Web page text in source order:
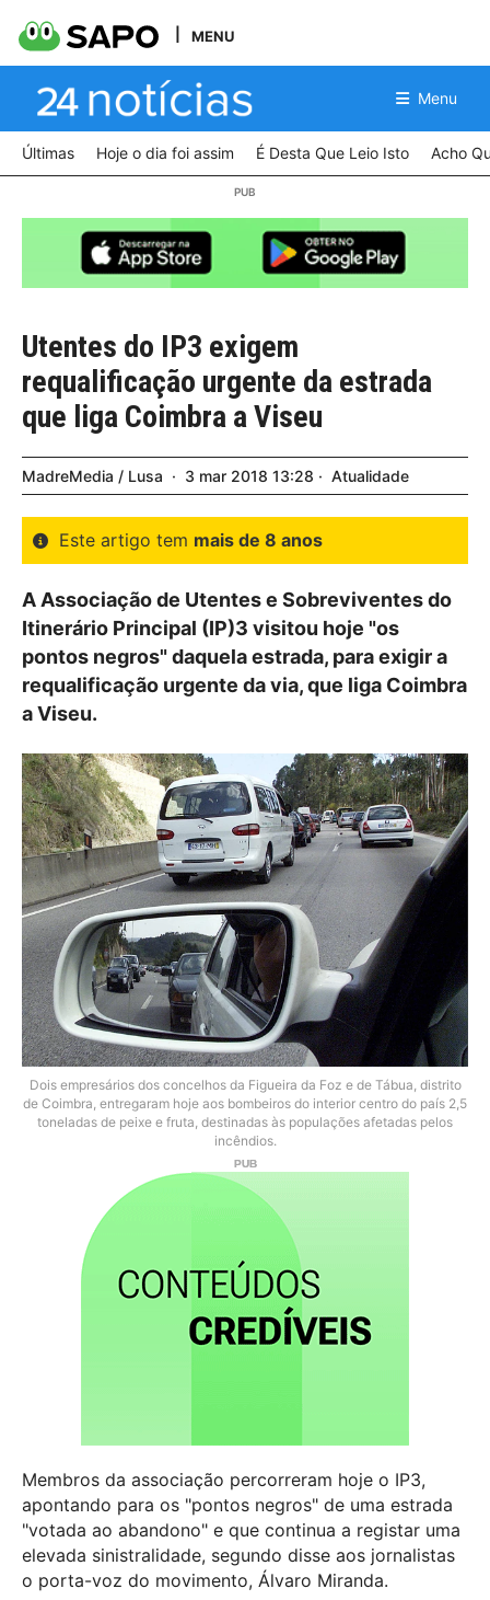
MENU
Menu
Últimas Hoje o dia foi assim É Desta Que Leio Isto Acho
Utentes do IP3 exigem
requalificação urgente da estrada
que liga Coimbra a Viseu
MadreMedia / Lusa 3 mar 2018 13:28 Atualidade
Este artigo tem mais de 8 anos
A Associação de Utentes e Sobreviventes do
Itinerário Principal (IP)3 visitou hoje "os
pontos negros" daquela estrada, para exigir a
requalificação urgente da via, que liga Coimbra
a Viseu.
Dois empresários dos concelhos da Figueira da Foz e de Tábua, distrito
de Coimbra, entregaram hoje aos bombeiros do interior centro do país 2,5
toneladas de peixe e fruta, destinadas às populações afetadas pelos
incêndios.
Membros da associação percorreram hoje o IP3,
apontando para os "pontos negros" de uma estrada
"votada ao abandono" e que continua a registar uma
elevada sinistralidade, segundo disse aos jornalistas
o porta-voz do movimento, Álvaro Miranda.